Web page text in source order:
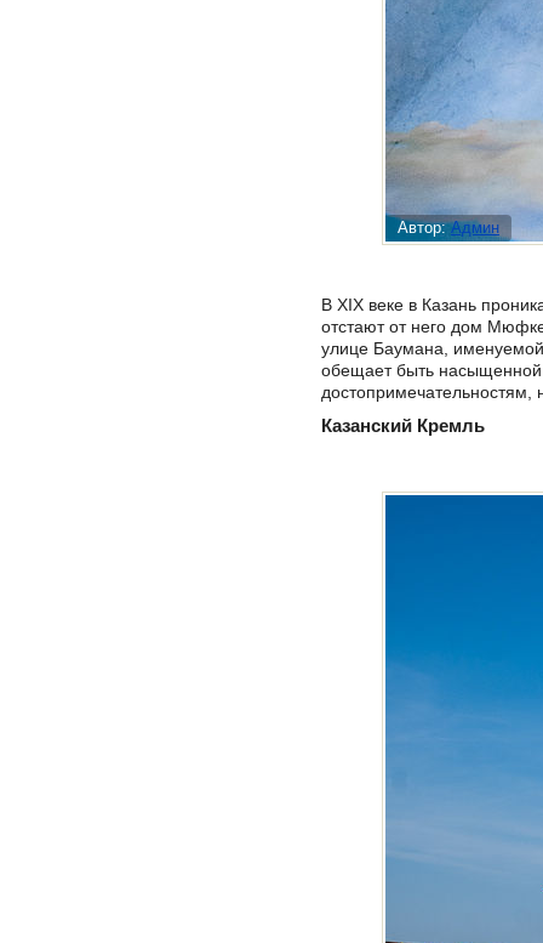
Автор:Админ
В XIX веке в Казань
отстают от него дом
улице Баумана,
обещает быть насыщенной
Казанский Кремль